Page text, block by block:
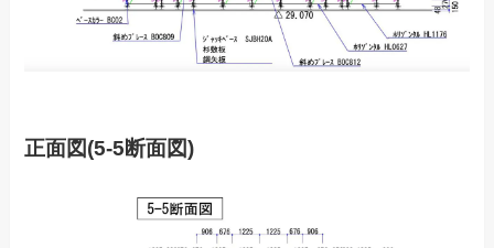
正面図(5-5断面図)